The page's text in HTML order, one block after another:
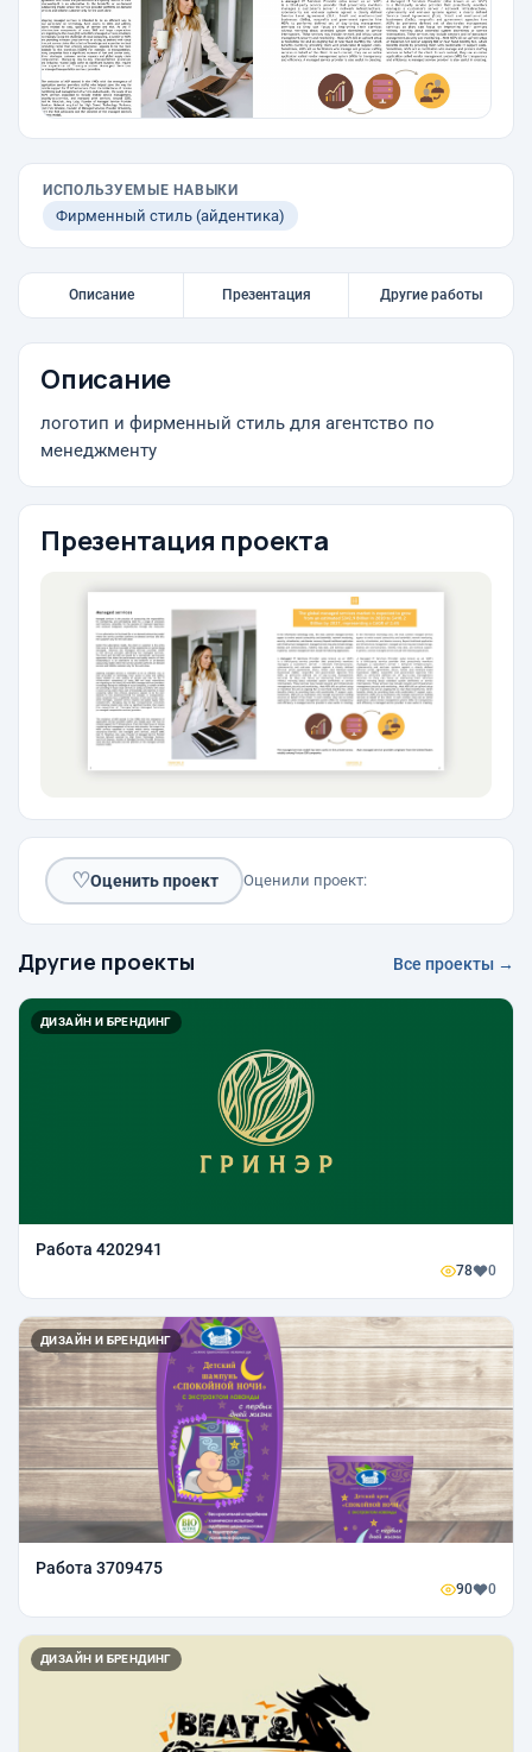
ИСПОЛЬЗУЕМЫЕ НАВЫКИ
Фирменный стиль (айдентика)
Описание Презентация Другие работы
Описание
логотип и фирменный стиль для агентство по
менеджменту
Презентация проекта
♡Оценить проект Оценили проект:
Другие проекты Все проекты →
ДИЗАЙН И БРЕНДИНГ
Работа 4202941
78 0
ДИЗАЙН И БРЕНДИНГ
Работа 3709475
90 0
ДИЗАЙН И БРЕНДИНГ